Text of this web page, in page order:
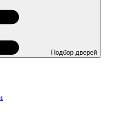
Подбор дверей